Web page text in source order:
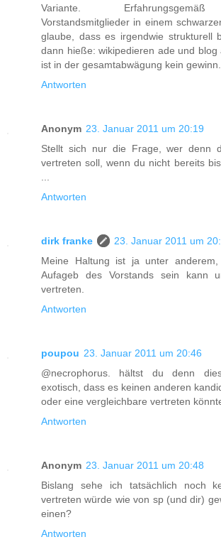
Variante.
Vorstandsmitglieder in einem
glaube, dass es irgendwie strukturell
dann hieße: wikipedieren ade und
ist in der gesamtabwägung kein gewinn.
Antworten
Anonym 23. Januar 2011 um 20:19
Stellt sich nur die Frage, wer denn
vertreten soll, wenn du nicht bereits
Antworten
dirk franke
23. Januar 2011 um
Meine Haltung ist ja unter
Aufageb des Vorstands sein kann
vertreten.
Antworten
poupou 23. Januar 2011 um 20:46
@necrophorus. hältst du denn
exotisch, dass es keinen anderen
oder eine vergleichbare vertreten
Antworten
Anonym 23. Januar 2011 um 20:48
Bislang sehe ich tatsächlich noch
vertreten würde wie von sp (und dir)
einen?
Antworten